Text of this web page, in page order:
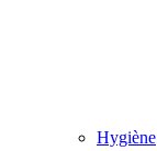
Hygiène